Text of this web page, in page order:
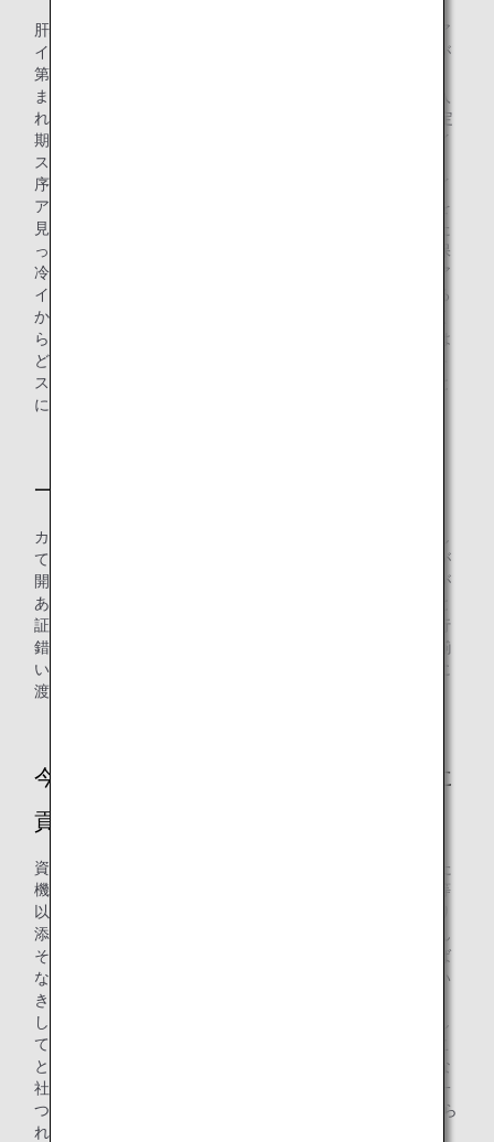
肝心の品質を守り、お客様にご満足いただくため、ドライア
イスの実力に劣らぬ保冷剤のポテンシャルを見つけることが
第一関門でした。
まずは、日差しのあたる会議室にドライアイス・保冷剤を入
れたカートを10台以上並べ、朝から晩まで、カートの扉を定
期的に開け閉めして温度変化を確認したところ、ドライアイ
スと保冷剤では特性が異なることが分かりました。
序盤にさすがの保冷能力を見せ付けて逃げ切りを図るドライ
アイスに対し、保冷剤は安定した温度で長時間の保冷効果を
見せました。凍らせる必要のない飲料と機内食の保冷にあた
っては、ドライアイスの超低温な冷却能力を使わずとも、保
冷剤が放つ温度帯で事足りることが分かってきたのです。ア
イスクリームを凍らせるわけではないので、「これはいける
かもしれない」と。その特性に着目して、持続時間はどれく
らいか、どのような環境に強く、弱いのか、保冷剤の容量は
どれぐらいが妥当か、といったことを目的とした様々なケ－
スにおける検証を行い、保冷剤の性格と能力を把握すること
に時間を掛けましたね。
一番苦労したことは何ですか？
カートの中のドリンクは客室乗務員がドリンクサービスをし
ている時にはカートの上に置かれていますし、カートの扉が
開いた状態となる時間も便ごとに異なるなど様々なケースが
あることで、どこまで検証をすれば品質が維持できていると
証明できるのか、羽田＝沖縄の便を何度も往復しながら試行
錯誤を続けました。そうして回数を重ねるうちにデータも揃
い、仮説が確信に変わっていきましたが、それまでの長きに
渡る検証は苦労した期間だと言えるかもしれませんね。
今後はどのような方法で資源リサイクルに
貢献していきたいですか？
資源リサイクル・CO2排出量削減・脱プラスチックといった
機内での取り組みによって生み出される品質が、従来と同等
以上、もしくは許容範囲内に収まるのであれば、環境に寄り
添った選択をする勇気を持ちたいと思っています。もちろん
それには、お客様の価値観や、社会のニーズを捉えなければ
ならないため、世の中の動向を常に勉強しながら模索してい
きたいです。
しかし、環境にやさしい取り組みを推進することは良しとし
ても、それを推進する企業の体力がなくなっていくようなこ
とがあっては、本当の意味でのサステナブル（持続可能）な
社会は実現しないと思っています。一つ一つ、そしてまた一
つと、永続的に”地球環境への配慮”と”経済性”の両面を叶えら
れる取り組みを生み出していきたいですね。